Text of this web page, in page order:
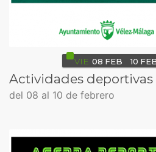
VIE 08 FEB 10
Actividades deportivas
del 08 al 10 de febrero